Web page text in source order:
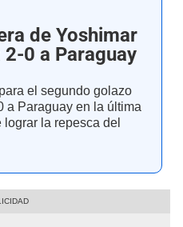
de Yoshimar
0 a Paraguay
el segundo golazo
a Paraguay en la última
lograr la repesca del